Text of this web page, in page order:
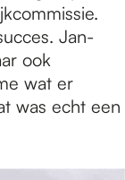
Jan-
ook
wat er
was echt een